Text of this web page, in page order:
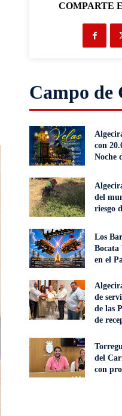
COMPARTE
Campo
con
Noche
del
riesgo
Los
Bocata
en el
de
de las
de
del
con